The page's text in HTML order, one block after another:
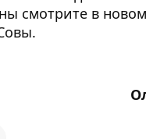
смотрите в